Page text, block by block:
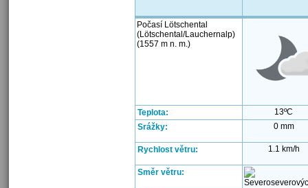
Počasí Lötschental
(Lötschental/Lauchernalp)
(1557 m n. m.)
Teplota:
13ºC
Srážky:
0 mm
Rychlost větru: 1.1 km/h
Směr větru: